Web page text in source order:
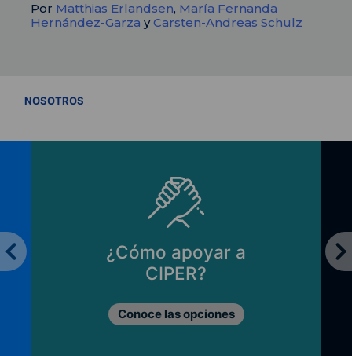
Por Matthias Erlandsen, María Fernanda
Hernández-Garza yCarsten-Andreas Schulz
NOSOTROS
¿Cómo apoyar a
CIPER?
Conoce las opciones